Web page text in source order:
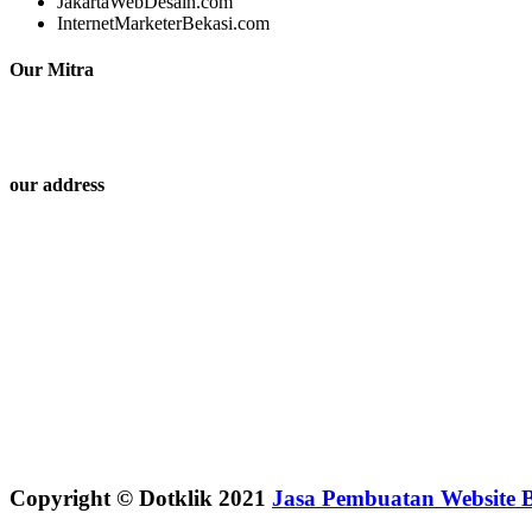
InternetMarketerBekasi.com
Our Mitra
our address
Copyright © Dotklik 2021 Jasa Pembuatan Website